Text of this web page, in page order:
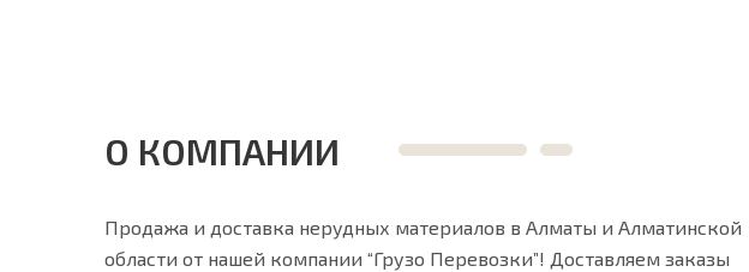
О КОМПАНИИ
Продажа и доставка нерудных материалов в Алматы и Алматинской
области от нашей компании “Грузо Перевозки”! Доставляем заказы